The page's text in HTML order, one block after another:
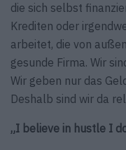
die sich selbst
Krediten oder
arbeitet, die von
gesunde Firma. Wir
Wir geben nur das
Deshalb sind wir da
„I believe in hustle I